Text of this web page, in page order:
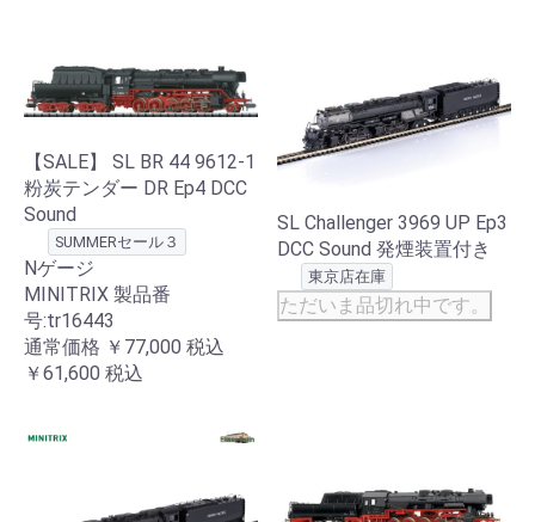
【SALE】 SL BR 44 9612-1
粉炭テンダー DR Ep4 DCC
Sound
SUMMERセール３
Nゲージ
MINITRIX 製品番
号:tr16443
通常価格 ￥77,000 税込
￥61,600 税込
SL Challenger 3969 UP Ep3
DCC Sound 発煙装置付き
東京店在庫
ただいま品切れ中です。